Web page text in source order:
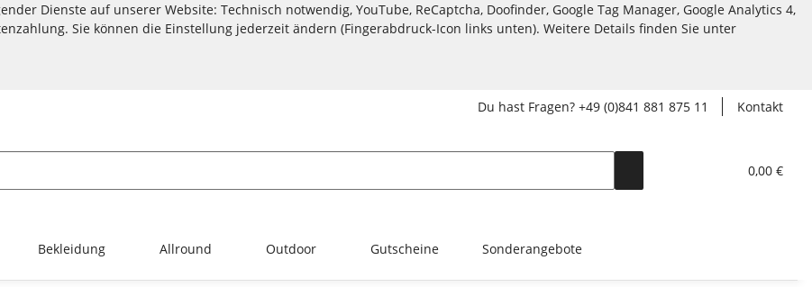
Dienste auf unserer Website: Technisch notwendig, YouTube, ReCaptcha, Doofinder, Google Tag Manager, Google Analytics 4,
Sie können die Einstellung jederzeit ändern (Fingerabdruck-Icon links unten). Weitere Details finden Sie unter
Du hast Fragen? +49 (0)841 881 875 11
Kontakt
0,00 €
Bekleidung Allround Outdoor Gutscheine Sonderangebote